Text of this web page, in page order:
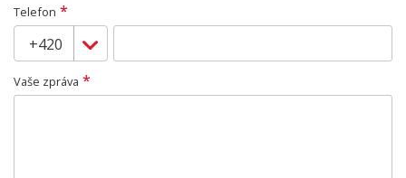
Telefon *
Vaše zpráva *